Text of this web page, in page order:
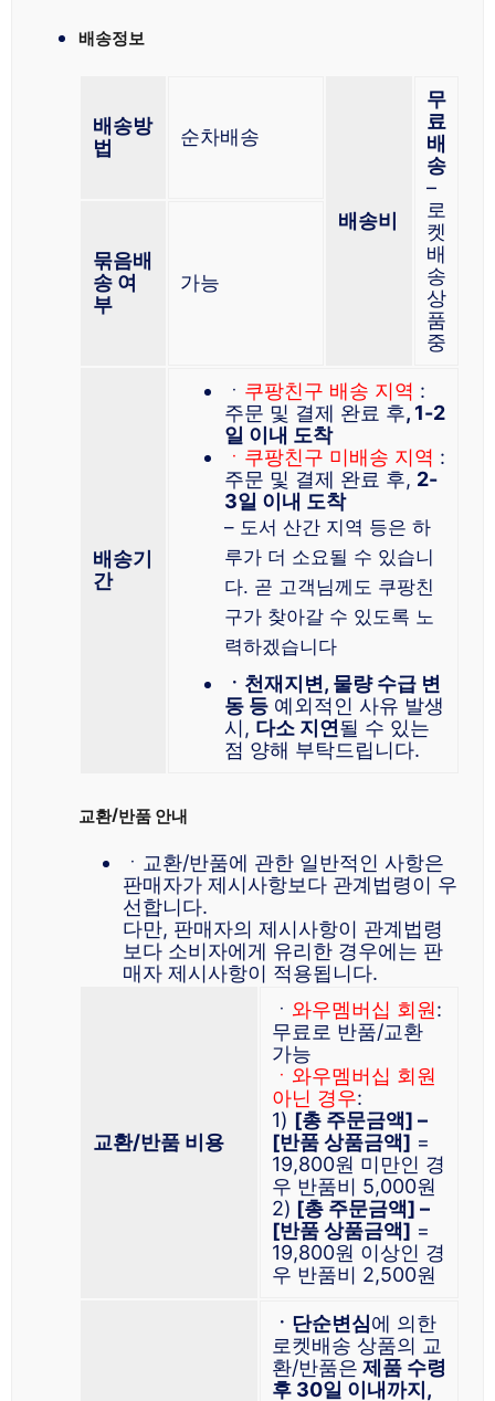
배송정보
배송방
법
순차배송
배송비
무
료
배
송
–
로
켓
배
송
상
품
중
묶음배
송 여
부
가능
배송기
간
ㆍ 쿠팡친구 배송 지역 :
주문 및 결제 완료 후, 1-2
일 이내 도착
ㆍ쿠팡친구 미배송 지역 :
주문 및 결제 완료 후, 2-
3일 이내 도착
– 도서 산간 지역 등은 하
루가 더 소요될 수 있습니
다. 곧 고객님께도 쿠팡친
구가 찾아갈 수 있도록 노
력하겠습니다
ㆍ천재지변, 물량 수급 변
동 등 예외적인 사유 발생
시, 다소 지연될 수 있는
점 양해 부탁드립니다.
교환/반품 안내
ㆍ교환/반품에 관한 일반적인 사항은
판매자가 제시사항보다 관계법령이 우
선합니다.
다만, 판매자의 제시사항이 관계법령
보다 소비자에게 유리한 경우에는 판
매자 제시사항이 적용됩니다.
교환/반품 비용
ㆍ 와우멤버십 회원:
무료로 반품/교환
가능
ㆍ와우멤버십 회원
아닌 경우:
1) [총 주문금액] –
[반품 상품금액] =
19,800원 미만인 경
우 반품비 5,000원
2) [총 주문금액] –
[반품 상품금액] =
19,800원 이상인 경
우 반품비 2,500원
ㆍ단순변심에 의한
로켓배송 상품의 교
환/반품은 제품 수령
후 30일 이내까지,